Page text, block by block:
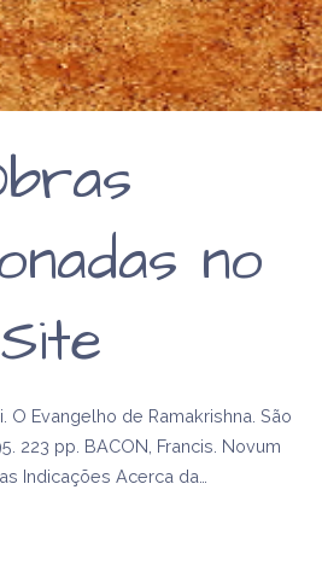
de Anna
e
Maitland
no
Site
O Evangelho de Ramakrishna. São
223 pp. BACON, Francis. Novum
Indicações Acerca da…